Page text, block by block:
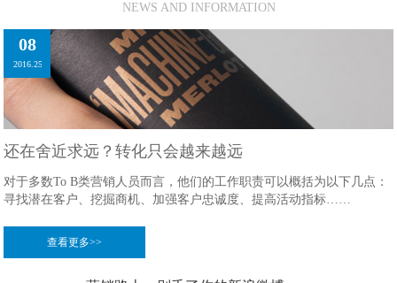
NEWS AND INFORMATION
08
2016.25
还在舍近求远？转化只会越来越远
对于多数To B类营销人员而言，他们的工作职责可以概括为以下几点：
寻找潜在客户、挖掘商机、加强客户忠诚度、提高活动指标……
查看更多>>